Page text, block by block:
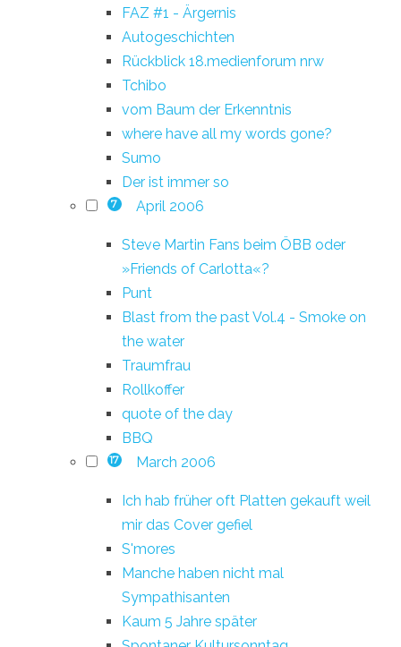
FAZ #1 - Ärgernis
Autogeschichten
Rückblick 18.medienforum nrw
Tchibo
vom Baum der Erkenntnis
where have all my words gone?
Sumo
Der ist immer so
7 April 2006
Steve Martin Fans beim ÖBB oder
»Friends of Carlotta«?
Punt
Blast from the past Vol.4 - Smoke on
the water
Traumfrau
Rollkoffer
quote of the day
BBQ
17 March 2006
Ich hab früher oft Platten gekauft weil
mir das Cover gefiel
S'mores
Manche haben nicht mal
Sympathisanten
Kaum 5 Jahre später